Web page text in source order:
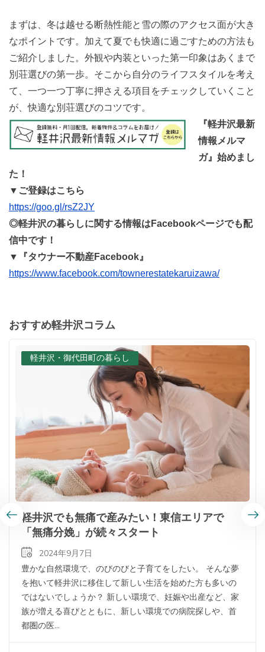
まずは、冬は越せる断熱性能と雪の際のアクセス面が大き
なポイントです。加えて夏でも快適に過ごすための方法も
ご紹介しました。外観や内装といった第一印象はあくまで
別荘選びの第一歩。そこから自分のライフスタイルを考え
て、一つ一つ丁寧に押さえる項目をチェックしていくこと
が、快適な別荘選びのコツです。
『軽井沢最新
情報メルマ
ガ』始めまし
た！
▼ご登録はこちら
https://goo.gl/rsZ2JY
◎軽井沢の暮らしに関する情報はFacebookページでも配
信中です！
▼『タウナー不動産Facebook』
https://www.facebook.com/townerestatekaruizawa/
おすすめ軽井沢コラム
軽井沢・御代田町の暮らし
軽井沢でも無痛で産みたい！東信エリアで
「無痛分娩」が続々スタート
2024年9月7日
豊かな自然環境で、のびのびと子育てをしたい。 そんな夢
を抱いて軽井沢に移住して新しい生活を始めた方も多いの
ではないでしょうか？ 新しい環境で、妊娠や出産など、家
族が増える喜びとともに、新しい環境での病院探しや、首
都圏の医...